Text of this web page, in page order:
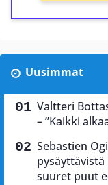
Uusimmat
Valtteri
– ”Kaikki
Sebastien
suuret puut